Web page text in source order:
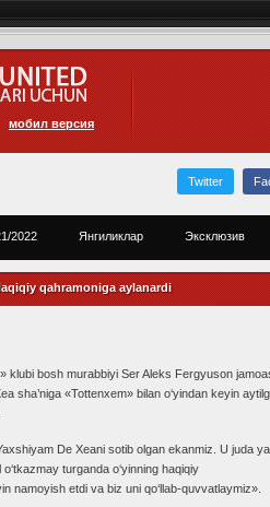
мобил версия
Twitter
2022 Янгиликлар Эксклюзив
qahramoniga aylanardi
klubi bosh murabbiyi Ser Aleks Fergyuson
sha’niga «Tottenxem» bilan o‘yindan keyin
De Xeani sotib olgan ekanmiz. U juda
turganda o‘yinning haqiqiy
namoyish etdi va biz uni qo‘llab-quvvatlaymiz».